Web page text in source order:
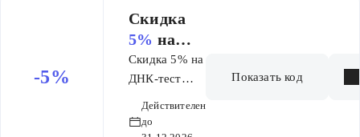
-5%
​Скидка
5% на
ДНК-тест
Спортивн
ая
генетика
Скидка 5% на
ДНК-тест
генетика
Действителен
до
Показать код